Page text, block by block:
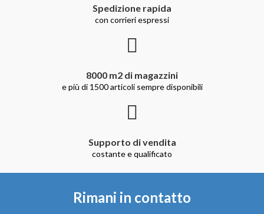
Spedizione rapida
con corrieri espressi
8000 m2 di magazzini
e più di 1500 articoli sempre disponibili
Supporto di vendita
costante e qualificato
Rimani in contatto